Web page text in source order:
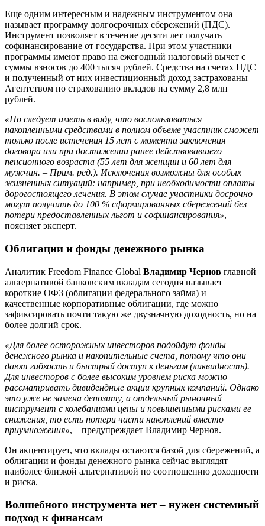
Еще одним интересным и надежным инструментом она
называет программу долгосрочных сбережений (ПДС).
Инструмент позволяет в течение десяти лет получать
софинансирование от государства. При этом участники
программы имеют право на ежегодный налоговый вычет с
суммы взносов до 400 тысяч рублей. Средства на счетах ПДС
и полученный от них инвестиционный доход застрахованы
Агентством по страхованию вкладов на сумму 2,8 млн
рублей.
«Но следует иметь в виду, что воспользоваться
накопленными средствами в полном объеме участник сможет
только после истечения 15 лет с момента заключения
договора или при достижении ранее действовавшего
пенсионного возраста (55 лет для женщин и 60 лет для
мужчин. – Прим. ред.). Исключения возможны для особых
жизненных ситуаций: например, при необходимости оплаты
дорогостоящего лечения. В этом случае участники досрочно
могут получить до 100 % сформированных сбережений без
потери предоставленных льгот и софинансирования», –
поясняет эксперт.
Облигации и фонды денежного рынка
Аналитик Freedom Finance Global Владимир Чернов главной
альтернативой банковским вкладам сегодня называет
короткие ОФЗ (облигации федерального займа) и
качественные корпоративные облигации, где можно
зафиксировать почти такую же двузначную доходность, но на
более долгий срок.
«Для более осторожных инвесторов подойдут фонды
денежного рынка и накопительные счета, потому что они
дают гибкость и быстрый доступ к деньгам (ликвидность).
Для инвесторов с более высоким уровнем риска можно
рассматривать дивидендные акции крупных компаний. Однако
это уже не замена депозиту, а отдельный рыночный
инструмент с колебаниями цены и повышенными рисками ее
снижения, то есть потери части накоплений вместо
приумножения», – предупреждает Владимир Чернов.
Он акцентирует, что вклады остаются базой для сбережений, а
облигации и фонды денежного рынка сейчас выглядят
наиболее близкой альтернативой по соотношению доходности
и риска.
Волшебного инструмента нет – нужен системный
подход к финансам